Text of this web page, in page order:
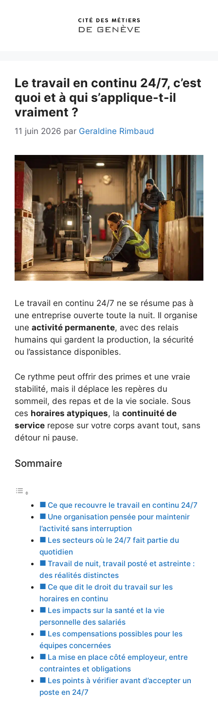
Le travail en continu 24/7, c’est
quoi et à qui s’applique-t-il
vraiment ?
11 juin 2026 par Geraldine Rimbaud
Le travail en continu 24/7 ne se résume pas à
une entreprise ouverte toute la nuit. Il organise
une activité permanente, avec des relais
humains qui gardent la production, la sécurité
ou l’assistance disponibles.
Ce rythme peut offrir des primes et une vraie
stabilité, mais il déplace les repères du
sommeil, des repas et de la vie sociale. Sous
ces horaires atypiques, la continuité de
service repose sur votre corps avant tout, sans
détour ni pause.
Sommaire
Ce que recouvre le travail en continu 24/7
Une organisation pensée pour maintenir
l’activité sans interruption
Les secteurs où le 24/7 fait partie du
quotidien
Travail de nuit, travail posté et astreinte :
des réalités distinctes
Ce que dit le droit du travail sur les
horaires en continu
Les impacts sur la santé et la vie
personnelle des salariés
Les compensations possibles pour les
équipes concernées
La mise en place côté employeur, entre
contraintes et obligations
Les points à vérifier avant d’accepter un
poste en 24/7